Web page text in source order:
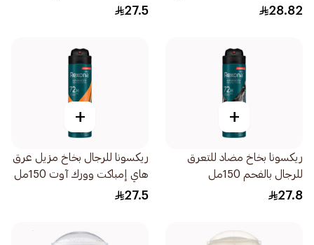
للنساء 150مل
28.82
27.5
+
ريكسونا بخاخ مضاد للتعرق
للرجال بالفحم 150مل
27.8
+
ريكسونا للرجال بخاخ مزيل عرق
هاي إمباكت وورك آوت 150مل
27.5